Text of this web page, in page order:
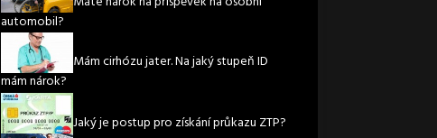
automobil?
Mám cirhózu jater. Na jaký stupeň ID
mám nárok?
Jaký je postup pro získání průkazu ZTP?